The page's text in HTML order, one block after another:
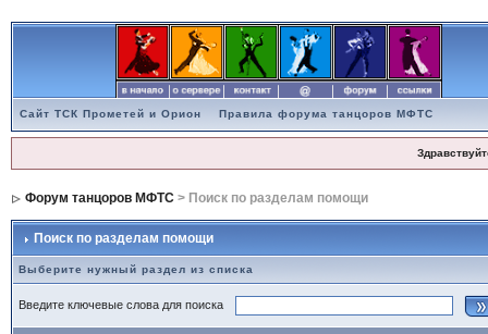
Сайт ТСК Прометей и Орион Правила форума танцоров МФТС
Форум танцоров МФТС> Поиск по разделам помощи
Поиск по разделам помощи
Выберите нужный раздел из списка
Введите ключевые слова для поиска